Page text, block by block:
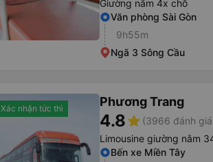
Giường nằm 4x chỗ
Văn phòng Sài Gòn
9h55m
Ngã 3 Sông Cầu
Xác nhận tức thì Phương Trang
4.8star (3966 đánh
Limousine giường nằm
Bến xe Miền Tây